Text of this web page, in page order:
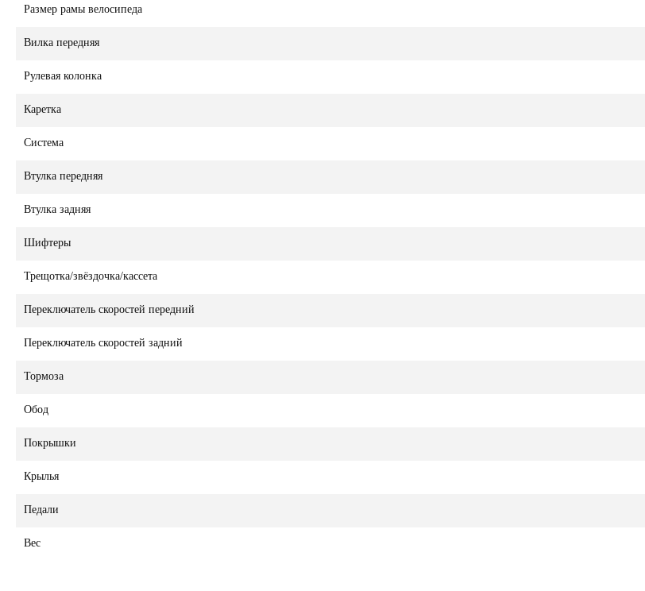
Размер рамы велосипеда
Вилка передняя
Рулевая колонка
Каретка
Система
Втулка передняя
Втулка задняя
Шифтеры
Трещотка/звёздочка/кассета
Переключатель скоростей передний
Переключатель скоростей задний
Тормоза
Обод
Покрышки
Крылья
Педали
Вес